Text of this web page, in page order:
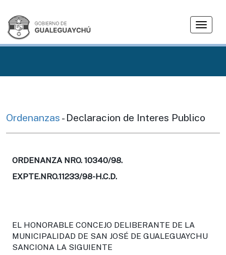
T
g
v
Ordenanzas - Declaracion de Interes Publico
ORDENANZA NRO. 10340/98.
EXPTE.NRO.11233/98-H.C.D.
EL HONORABLE CONCEJO DELIBERANTE DE LA
MUNICIPALIDAD DE SAN JOSÉ DE GUALEGUAYCHU
SANCIONA LA SIGUIENTE